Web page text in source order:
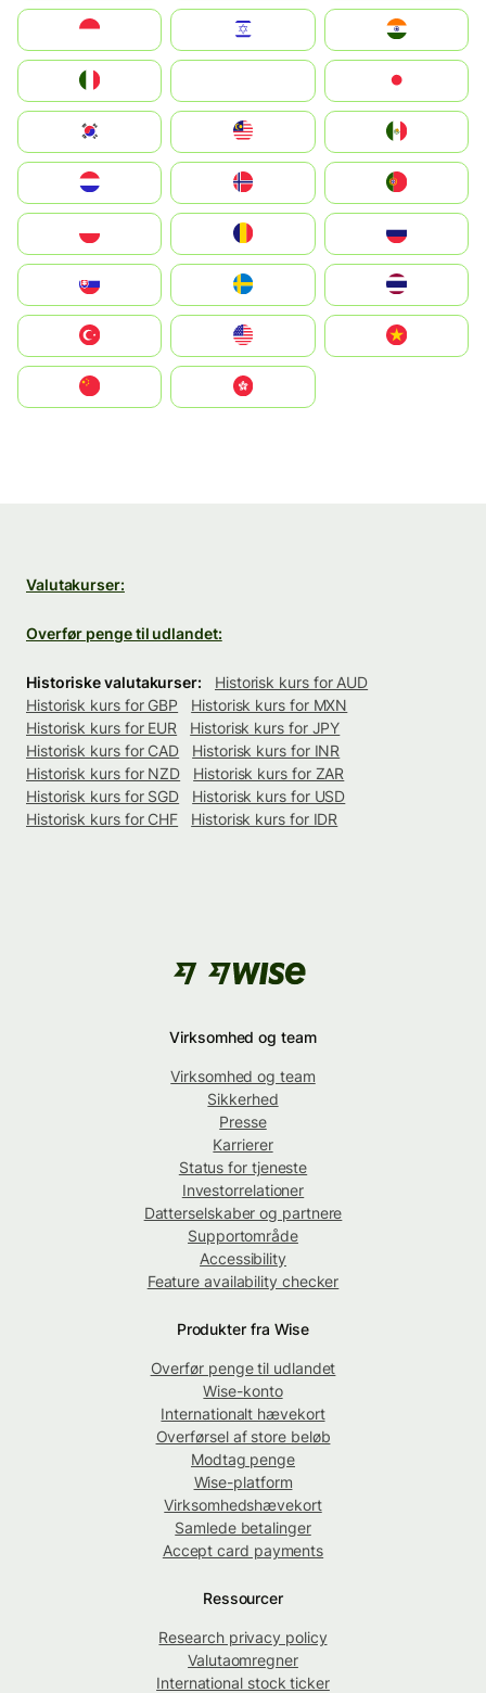
South Korea
United States
中國香港特別行政區
Valutakurser:
Overfør penge til udlandet:
Historiske valutakurser:
Historisk kurs for AUD
Historisk kurs for GBP
Historisk kurs for MXN
Historisk kurs for EUR
Historisk kurs for JPY
Historisk kurs for CAD
Historisk kurs for INR
Historisk kurs for NZD
Historisk kurs for ZAR
Historisk kurs for SGD
Historisk kurs for USD
Historisk kurs for CHF
Historisk kurs for IDR
Virksomhed og team
Virksomhed og team
Sikkerhed
Presse
Karrierer
Status for tjeneste
Investorrelationer
Datterselskaber og partnere
Supportområde
Accessibility
Feature availability checker
Produkter fra Wise
Overfør penge til udlandet
Wise-konto
Internationalt hævekort
Overførsel af store beløb
Modtag penge
Wise-platform
Virksomhedshævekort
Samlede betalinger
Accept card payments
Ressourcer
Research privacy policy
Valutaomregner
International stock ticker